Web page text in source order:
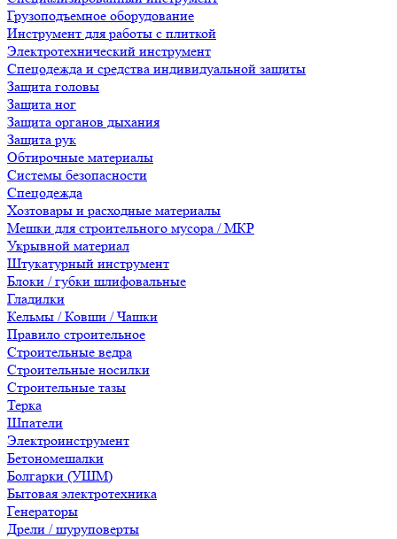
Грузоподъемное оборудование
Инструмент для работы с плиткой
Электротехнический инструмент
Спецодежда и средства индивидуальной защиты
Защита головы
Защита ног
Защита органов дыхания
Защита рук
Обтирочные материалы
Системы безопасности
Спецодежда
Хозтовары и расходные материалы
Мешки для строительного мусора / МКР
Укрывной материал
Штукатурный инструмент
Блоки / губки шлифовальные
Гладилки
Кельмы / Ковши / Чашки
Правило строительное
Строительные ведра
Строительные носилки
Строительные тазы
Терка
Шпатели
Электроинструмент
Бетономешалки
Болгарки (УШМ)
Бытовая электротехника
Генераторы
Дрели / шуруповерты